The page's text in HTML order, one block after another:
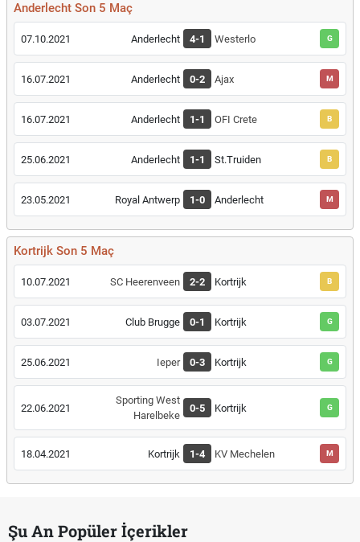
Anderlecht Son 5 Maç
07.10.2021 Anderlecht 4-1 Westerlo G
16.07.2021 Anderlecht 0-2 Ajax M
16.07.2021 Anderlecht 1-1 OFI Crete B
25.06.2021 Anderlecht 1-1 St.Truiden B
23.05.2021 Royal Antwerp 1-0 Anderlecht M
Kortrijk Son 5 Maç
10.07.2021 SC Heerenveen 2-2 Kortrijk B
03.07.2021 Club Brugge 0-1 Kortrijk G
25.06.2021 Ieper 0-3 Kortrijk G
22.06.2021
Sporting West
Harelbeke
0-5 Kortrijk G
18.04.2021 Kortrijk 1-4 KV Mechelen M
Şu An Popüler İçerikler